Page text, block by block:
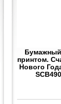
Бумажный
принтом.
Нового